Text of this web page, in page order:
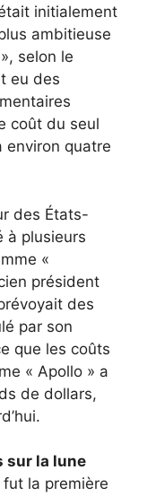
initialement
ambitieuse
selon le
eu des
coût du seul
environ quatre
des États-
à plusieurs
«
président
des
par son
que les coûts
« Apollo » a
de dollars,
sur la lune
la première